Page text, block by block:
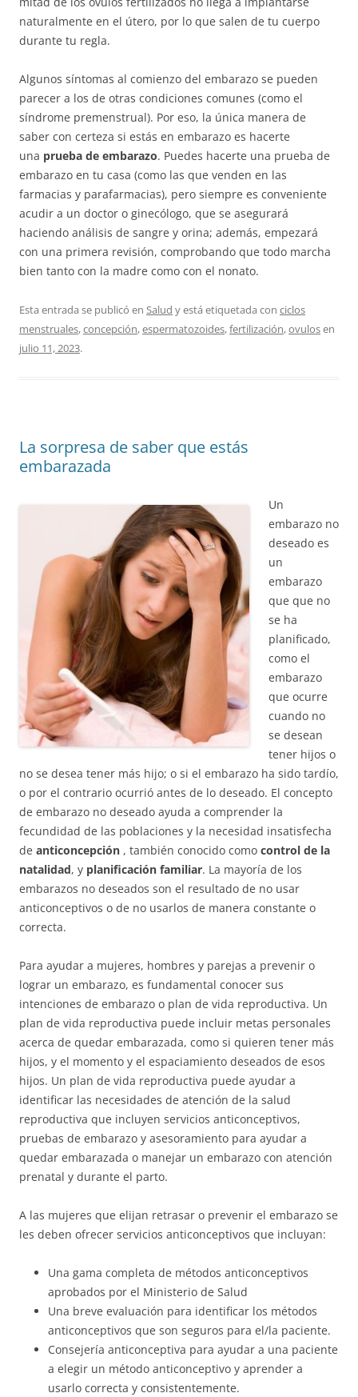
naturalmente en el útero, por lo que salen de tu cuerpo
durante tu regla.
Algunos síntomas al comienzo del embarazo se pueden
parecer a los de otras condiciones comunes (como el
síndrome premenstrual). Por eso, la única manera de
saber con certeza si estás en embarazo es hacerte
una prueba de embarazo. Puedes hacerte una prueba de
embarazo en tu casa (como las que venden en las
farmacias y parafarmacias), pero siempre es conveniente
acudir a un doctor o ginecólogo, que se asegurará
haciendo análisis de sangre y orina; además, empezará
con una primera revisión, comprobando que todo marcha
bien tanto con la madre como con el nonato.
Esta entrada se publicó en Salud y está etiquetada con ciclos
menstruales,concepción,espermatozoides,fertilización,ovulosen
julio 11, 2023.
La sorpresa de saber que estás
embarazada
Un
embarazo no
deseado es
un
embarazo
que que no
se ha
planificado,
como el
embarazo
que ocurre
cuando no
se desean
tener hijos o
no se desea tener más hijo; o si el embarazo ha sido tardío,
o por el contrario ocurrió antes de lo deseado. El concepto
de embarazo no deseado ayuda a comprender la
fecundidad de las poblaciones y la necesidad insatisfecha
de anticoncepción , también conocido como control de la
natalidad, y planificación familiar. La mayoría de los
embarazos no deseados son el resultado de no usar
anticonceptivos o de no usarlos de manera constante o
correcta.
Para ayudar a mujeres, hombres y parejas a prevenir o
lograr un embarazo, es fundamental conocer sus
intenciones de embarazo o plan de vida reproductiva. Un
plan de vida reproductiva puede incluir metas personales
acerca de quedar embarazada, como si quieren tener más
hijos, y el momento y el espaciamiento deseados de esos
hijos. Un plan de vida reproductiva puede ayudar a
identificar las necesidades de atención de la salud
reproductiva que incluyen servicios anticonceptivos,
pruebas de embarazo y asesoramiento para ayudar a
quedar embarazada o manejar un embarazo con atención
prenatal y durante el parto.
A las mujeres que elijan retrasar o prevenir el embarazo se
les deben ofrecer servicios anticonceptivos que incluyan:
Una gama completa de métodos anticonceptivos
aprobados por el Ministerio de Salud
Una breve evaluación para identificar los métodos
anticonceptivos que son seguros para el/la paciente.
Consejería anticonceptiva para ayudar a una paciente
a elegir un método anticonceptivo y aprender a
usarlo correcta y consistentemente.